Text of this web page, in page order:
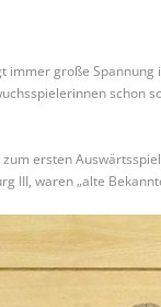
große
schon
ersten
III, waren „alte